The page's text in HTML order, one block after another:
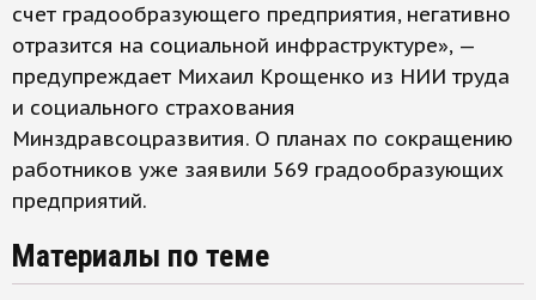
счет градообразующего предприятия, негативно
отразится на социальной инфраструктуре», —
предупреждает Михаил Крощенко из НИИ труда
и социального страхования
Минздравсоцразвития. О планах по сокращению
работников уже заявили 569 градообразующих
предприятий.
Материалы по теме